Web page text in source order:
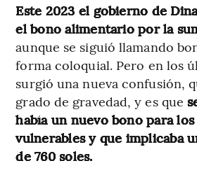
Este 2023 el gobierno de
el bono alimentario por la
aunque se siguió llamando
forma coloquial. Pero en los
surgió una nueva confusión,
grado de gravedad, y es que
había un nuevo bono para
vulnerables y que implicaba
de 760 soles.